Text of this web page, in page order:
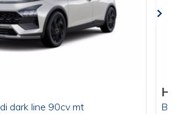
dark line 90cv mt